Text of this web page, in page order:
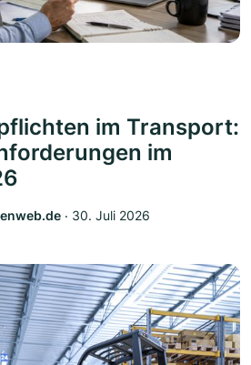
im Transport:
im
‧ 30. Juli 2026